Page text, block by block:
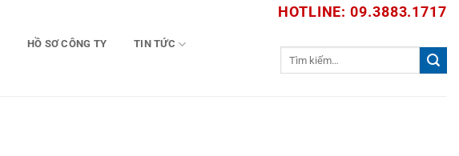
HOTLINE: 09.3883.1717
HỒ SƠ CÔNG TY TIN TỨC